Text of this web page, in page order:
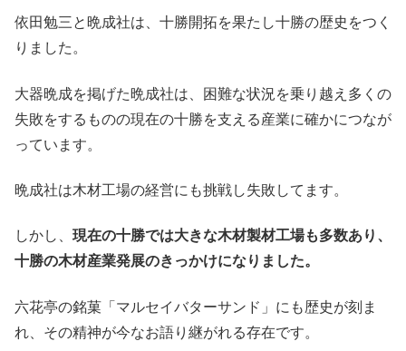
依田勉三と晩成社は、十勝開拓を果たし十勝の歴史をつく
りました。
大器晩成を掲げた晩成社は、困難な状況を乗り越え多くの
失敗をするものの現在の十勝を支える産業に確かにつなが
っています。
晩成社は木材工場の経営にも挑戦し失敗してます。
しかし、 現在の十勝では大きな木材製材工場も多数あり、
十勝の木材産業発展のきっかけになりました。
六花亭の銘菓「マルセイバターサンド」にも歴史が刻ま
れ、その精神が今なお語り継がれる存在です。